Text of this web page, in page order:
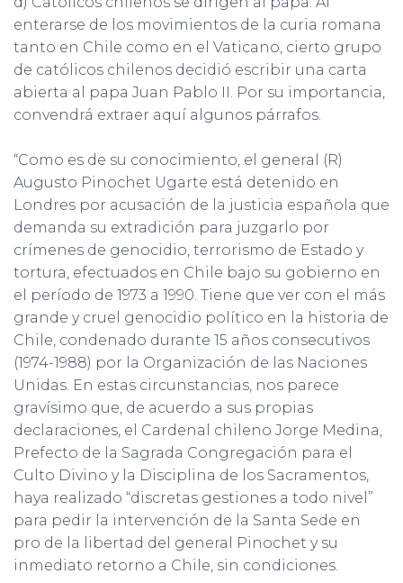
enterarse de los movimientos de la curia romana
tanto en Chile como en el Vaticano, cierto grupo
de católicos chilenos decidió escribir una carta
abierta al papa Juan Pablo II. Por su importancia,
convendrá extraer aquí algunos párrafos.
“Como es de su conocimiento, el general (R)
Augusto Pinochet Ugarte está detenido en
Londres por acusación de la justicia española que
demanda su extradición para juzgarlo por
crímenes de genocidio, terrorismo de Estado y
tortura, efectuados en Chile bajo su gobierno en
el período de 1973 a 1990. Tiene que ver con el más
grande y cruel genocidio político en la historia de
Chile, condenado durante 15 años consecutivos
(1974-1988) por la Organización de las Naciones
Unidas. En estas circunstancias, nos parece
gravísimo que, de acuerdo a sus propias
declaraciones, el Cardenal chileno Jorge Medina,
Prefecto de la Sagrada Congregación para el
Culto Divino y la Disciplina de los Sacramentos,
haya realizado “discretas gestiones a todo nivel”
para pedir la intervención de la Santa Sede en
pro de la libertad del general Pinochet y su
inmediato retorno a Chile, sin condiciones.